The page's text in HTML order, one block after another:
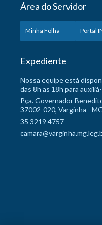
Área do Servidor
Minha Folha Portal
Expediente
Nossa equipe está
das 8h as 18h para
Pça. Governador
37002-020, Varginha -
35 3219 4757